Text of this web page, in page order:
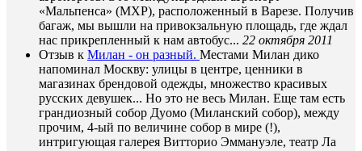
«Мальпенса» (MXP), расположенный в Варезе. Получив
багаж, мы вышли на привокзальную площадь, где ждал
нас прикрепленный к нам автобус... 22 октября 2011
Отзыв к Милан - он разный. Местами Милан дико
напоминал Москву: улицы в центре, ценники в
магазинах брендовой одежды, множество красивых
русских девушек... Но это не весь Милан. Еще там есть
грандиозный собор Дуомо (Миланский собор), между
прочим, 4-ый по величине собор в мире (!),
интригующая галерея Витторио Эммануэле, театр Ла